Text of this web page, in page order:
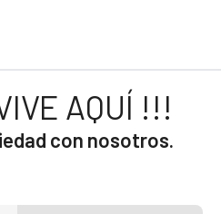
AQUÍ !!!
con nosotros.